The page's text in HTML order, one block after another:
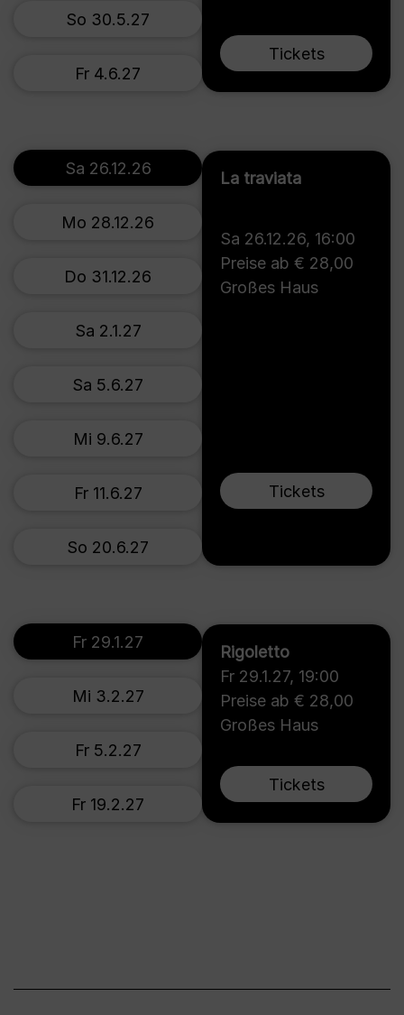
Tickets
So 30.5.27
Fr 4.6.27
La traviata
Sa 26.12.26, 16:00
Preise ab € 28,00
Großes Haus
Tickets
Sa 26.12.26
Mo 28.12.26
Do 31.12.26
Sa 2.1.27
Sa 5.6.27
Mi 9.6.27
Fr 11.6.27
So 20.6.27
Rigoletto
Fr 29.1.27, 19:00
Preise ab € 28,00
Großes Haus
Tickets
Fr 29.1.27
Mi 3.2.27
Fr 5.2.27
Fr 19.2.27